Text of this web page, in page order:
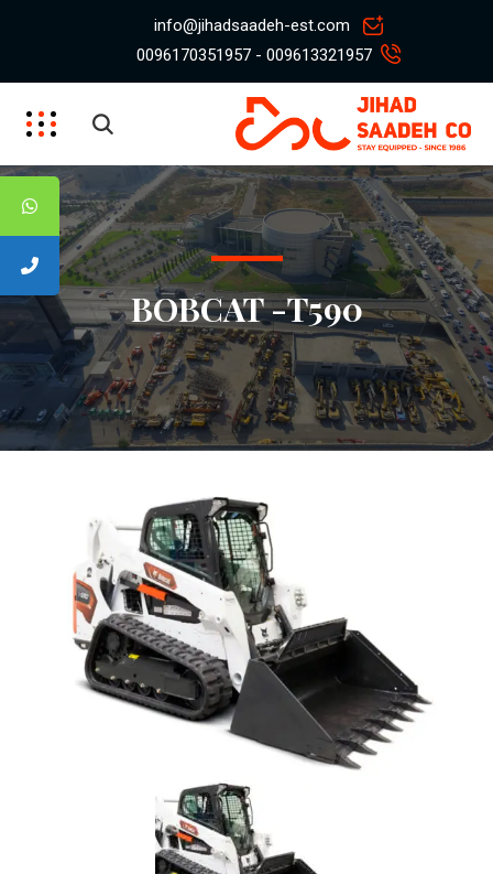
info@jihadsaadeh-est.com
009613321957 - 0096170351957
BOBCAT -T590